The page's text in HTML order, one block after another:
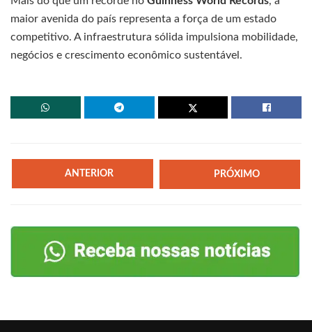
maior avenida do país representa a força de um estado
competitivo. A infraestrutura sólida impulsiona mobilidade,
negócios e crescimento econômico sustentável.
ANTERIOR PRÓXIMO